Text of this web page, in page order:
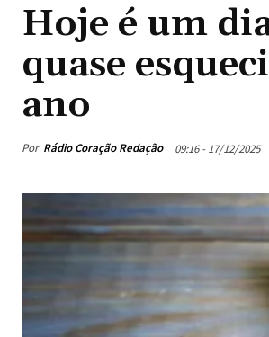
Hoje é um
quase
ano
Por Rádio Coração Redação 09:16 - 17/12/2025